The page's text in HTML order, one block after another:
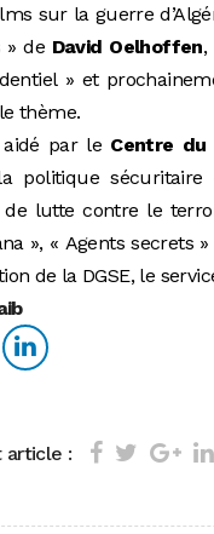
sur la guerre
» de David Oelhoffen,
» et
thème.
par le Centre du
politique
de lutte contre le
», « Agents
de la DGSE, le
article :